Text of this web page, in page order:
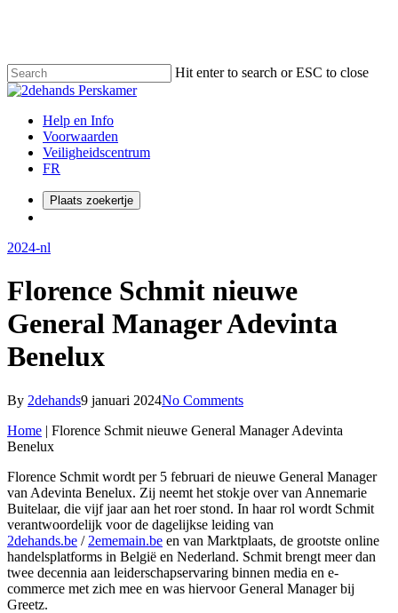
content
Hit enter to search or ESC to close
Close
Menu
Help en Info
Voorwaarden
Veiligheidscentrum
FR
Plaats zoekertje
2024-nl
Florence Schmit nieuwe
General Manager Adevinta
Benelux
By 2dehands9 januari 2024No Comments
Home | Florence Schmit nieuwe General Manager Adevinta
Benelux
Florence Schmit wordt per 5 februari de nieuwe General Manager
van Adevinta Benelux. Zij neemt het stokje over van Annemarie
Buitelaar, die vijf jaar aan het roer stond. In haar rol wordt Schmit
verantwoordelijk voor de dagelijkse leiding van
2dehands.be / 2ememain.be en van Marktplaats, de grootste online
handelsplatforms in België en Nederland. Schmit brengt meer dan
twee decennia aan leiderschapservaring binnen media en e-
commerce met zich mee en was hiervoor General Manager bij
Greetz.